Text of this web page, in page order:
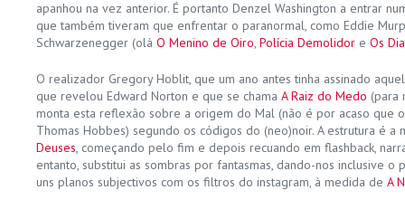
apanhou na vez anterior. É portanto Denzel Washington a entrar
que também tiveram que enfrentar o paranormal, como Eddie
Schwarzenegger (olá O Menino de Oiro, Polícia Demolidor e Os
O realizador Gregory Hoblit, que um ano antes tinha assinado
que revelou Edward Norton e que se chama A Raiz do Medo (para
monta esta reflexão sobre a origem do Mal (não é por acaso que
Thomas Hobbes) segundo os códigos do (neo)noir. A estrutura é a
Deuses, começando pelo fim e depois recuando em flashback,
entanto, substitui as sombras por fantasmas, dando-nos inclusive
uns planos subjectivos com os filtros do instagram, à medida de A